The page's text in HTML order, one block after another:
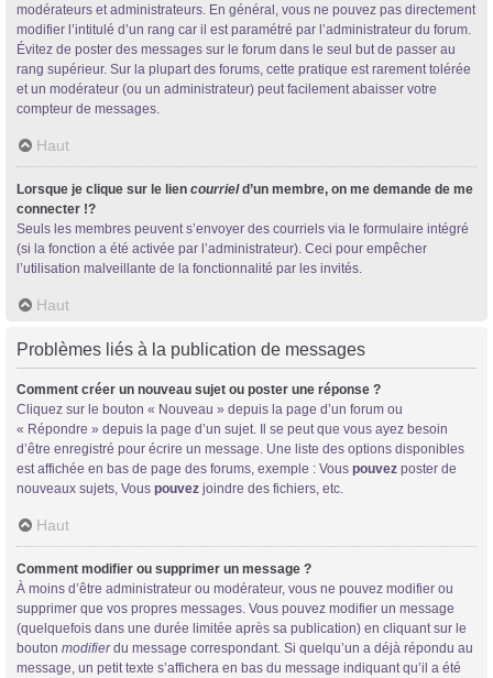
modérateurs et administrateurs. En général, vous ne pouvez pas directement
modifier l’intitulé d’un rang car il est paramétré par l’administrateur du forum.
Évitez de poster des messages sur le forum dans le seul but de passer au
rang supérieur. Sur la plupart des forums, cette pratique est rarement tolérée
et un modérateur (ou un administrateur) peut facilement abaisser votre
compteur de messages.
Haut
Lorsque je clique sur le lien courrield’un membre, on me demande de me
connecter !?
Seuls les membres peuvent s’envoyer des courriels via le formulaire intégré
(si la fonction a été activée par l’administrateur). Ceci pour empêcher
l’utilisation malveillante de la fonctionnalité par les invités.
Haut
Problèmes liés à la publication de messages
Comment créer un nouveau sujet ou poster une réponse ?
Cliquez sur le bouton « Nouveau » depuis la page d’un forum ou
« Répondre » depuis la page d’un sujet. Il se peut que vous ayez besoin
d’être enregistré pour écrire un message. Une liste des options disponibles
est affichée en bas de page des forums, exemple : Vous pouvez poster de
nouveaux sujets, Vous pouvez joindre des fichiers, etc.
Haut
Comment modifier ou supprimer un message ?
À moins d’être administrateur ou modérateur, vous ne pouvez modifier ou
supprimer que vos propres messages. Vous pouvez modifier un message
(quelquefois dans une durée limitée après sa publication) en cliquant sur le
bouton modifierdu message correspondant. Si quelqu’un a déjà répondu au
message, un petit texte s’affichera en bas du message indiquant qu’il a été